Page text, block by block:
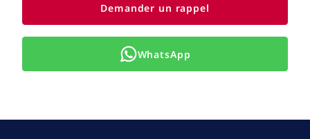
Demander un rappel
WhatsApp